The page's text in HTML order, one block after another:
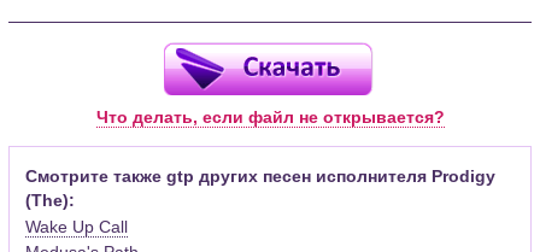
Для открытия нот этого формата Вам необходимо
установить у себя на рабочем компьютере программу Guitar
Pro (желательно, последней версии). Скачать её можно с
официального сайта программы (Скачать) или найти
Функционал программы:
Запись музыкальных произведений для гитары, бас-гитары,
Что делать, если файл не открывается?
Смотрите также gtp других песен исполнителя Prodigy
(The):
Wake Up Call